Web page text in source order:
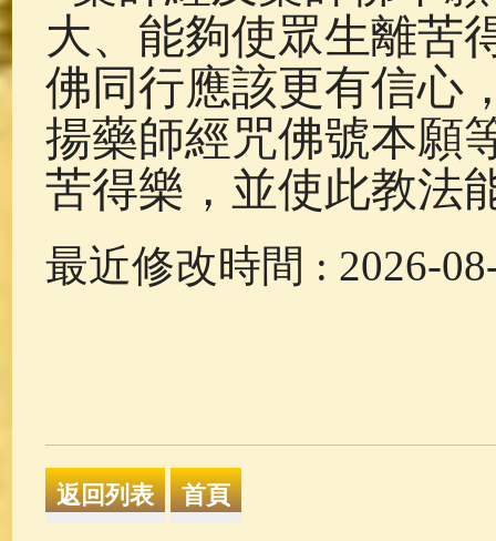
大、能夠使眾生離苦
佛同行應該更有信心
揚藥師經咒佛號本願
苦得樂，並使此教法
最近修改時間 : 2026-